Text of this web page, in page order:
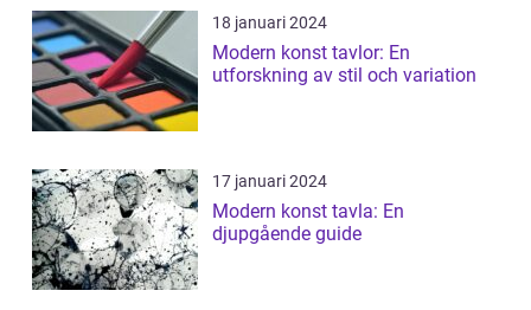
18 januari 2024
Modern konst tavlor: En
utforskning av stil och variation
17 januari 2024
Modern konst tavla: En
djupgående guide